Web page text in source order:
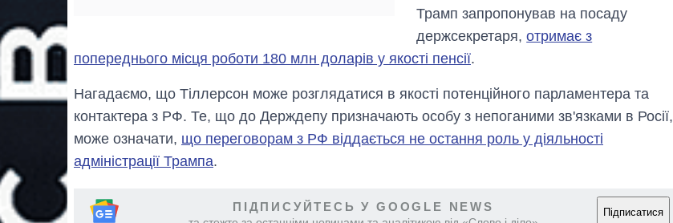
Трамп запропонував на посаду
держсекретаря,отримає з
попереднього місця роботи 180 млн доларів у якості пенсії.
Нагадаємо, що Тіллерсон може розглядатися в якості потенційного парламентера та
контактера з РФ. Те, що до Держдепу призначають особу з непоганими зв'язками в Росії,
може означати, що переговорам з РФ віддається не остання роль у діяльності
адміністрації Трампа.
ПІДПИСУЙТЕСЬ У GOOGLE NEWS Підписатися